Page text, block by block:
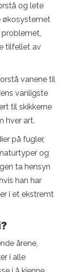
og lete
økosystemet
tilfellet av
vanene til
vanligste
til skikkerne
hver art.
på fugler,
og
ta hensyn
han har
i et ekstremt
årene,
i alle